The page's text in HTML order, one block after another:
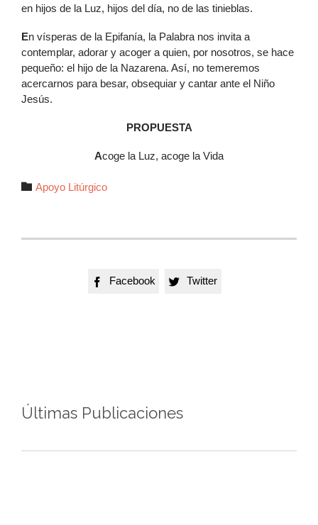
en hijos de la Luz, hijos del día, no de las tinieblas.
En vísperas de la Epifanía, la Palabra nos invita a
contemplar, adorar y acoger a quien, por nosotros, se hace
pequeño: el hijo de la Nazarena. Así, no temeremos
acercarnos para besar, obsequiar y cantar ante el Niño
Jesús.
PROPUESTA
Acoge la Luz, acoge la Vida
 Autor
Apoyo Litúrgico
 Facebook  Twitter
Últimas Publicaciones